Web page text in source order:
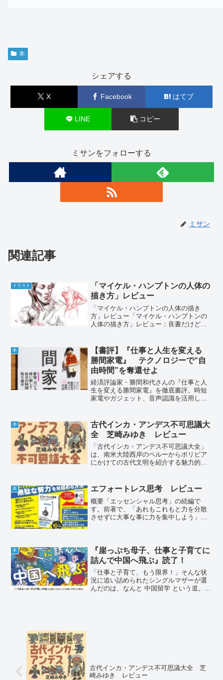
本
シェアする
X Facebook はてブ
LINE コピー
ミサンをフォローする
ミサン
関連記事
イラスト
「マイケル・ハンプトンの人体の
描き方」レビュー
「マイケル・ハンプトンの人体の描き
方」レビュー「マイケル・ハンプトンの
人体の描き方」レビュー：良書だけど、
く上で役立つ考え方が詰まった本です。
特に、複雑な人体をシンプル...
本
【書評】『仕事と人生を変える
勝間家電』 テクノロジーで“自
由時間”を奪還せよ
経済評論家・勝間和代さんの『仕事と人
生を変える勝間家電』を徹底書評。時短
家電やガジェット、音声認識を活用し自
本
古代インカ・アンデス不可思議大
全 芝崎みゆき レビュー
「古代インカ・アンデス不可思議大全」
は、南米大陸西岸のペルーからボリビア
にかけての古代文明を紹介する魅力的な
な文献調査や現地取材に基づいた内容を
分かりやすく解説している...
本 エフォートレス思考 レビュー
概要「エッセンシャル思考」の続編で
す。前著で、「あれもこれもと力を分散
させずに大事な事に力を集中しよう」
り方で取り組んでみよう」（エフ...
本
『崖っぷち母子、仕事と子育てに
詰んで中国へ飛ぶ』読了！
「仕事と子育て、もう限界！」そんな状
況に追い詰められたシングルマザーが選
んだのは、なんと 中国留学 という道。日
古代インカ・アンデス不可思議大全 芝
崎みゆき レビュー